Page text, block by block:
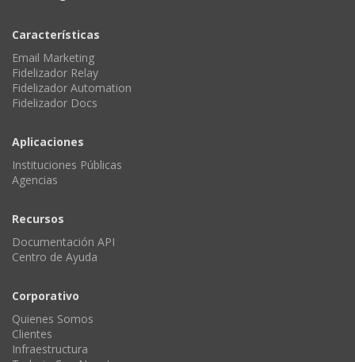
Características
Email Marketing
Fidelizador Relay
Fidelizador Automation
Fidelizador Docs
Aplicaciones
Instituciones Públicas
Agencias
Recursos
Documentación API
Centro de Ayuda
Corporativo
Quienes Somos
Clientes
Infraestructura